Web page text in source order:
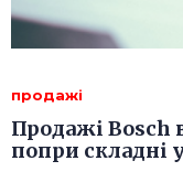
продажі
Продажі Bosch
попри складні